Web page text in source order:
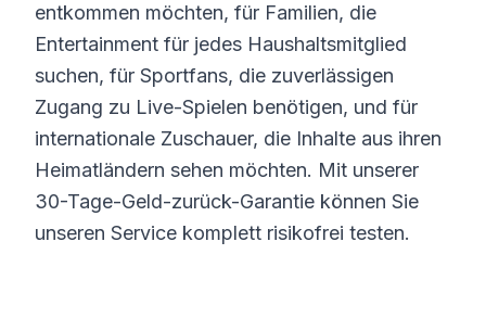
entkommen möchten, für Familien, die
Entertainment für jedes Haushaltsmitglied
suchen, für Sportfans, die zuverlässigen
Zugang zu Live-Spielen benötigen, und für
internationale Zuschauer, die Inhalte aus ihren
Heimatländern sehen möchten. Mit unserer
30-Tage-Geld-zurück-Garantie können Sie
unseren Service komplett risikofrei testen.